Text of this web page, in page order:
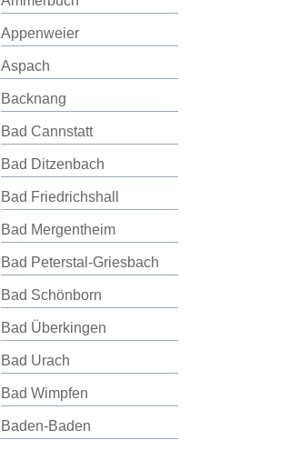
Appenweier
Aspach
Backnang
Bad Cannstatt
Bad Ditzenbach
Bad Friedrichshall
Bad Mergentheim
Bad Peterstal-Griesbach
Bad Schönborn
Bad Überkingen
Bad Urach
Bad Wimpfen
Baden-Baden